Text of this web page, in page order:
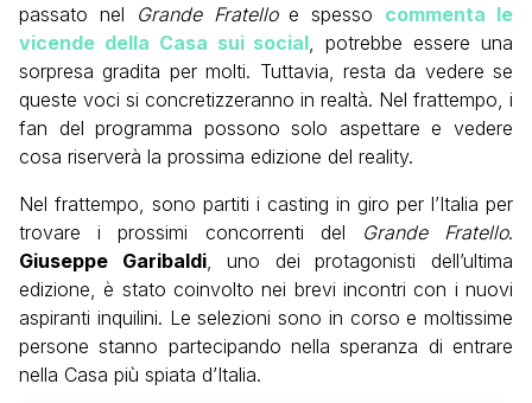
passato nel
Grande Fratelloe spesso commenta le
vicende della Casa sui social, potrebbe essere una
sorpresa gradita per molti. Tuttavia, resta da vedere se
queste voci si concretizzeranno in realtà. Nel frattempo, i
fan del programma possono solo aspettare e vedere
cosa riserverà la prossima edizione del reality.
Nel frattempo, sono partiti i casting in giro per l’Italia per
trovare i prossimi concorrenti del
Grande Fratello.
Giuseppe Garibaldi, uno dei protagonisti dell’ultima
edizione, è stato coinvolto nei brevi incontri con i nuovi
aspiranti inquilini. Le selezioni sono in corso e moltissime
persone stanno partecipando nella speranza di entrare
nella Casa più spiata d’Italia.